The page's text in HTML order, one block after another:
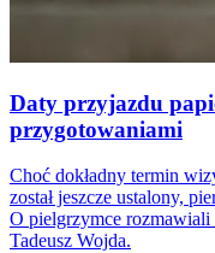
Daty przyjazdu
przygotowaniami
Choć dokładny termin
został jeszcze ustalony,
O pielgrzymce rozmawiali
Tadeusz Wojda.